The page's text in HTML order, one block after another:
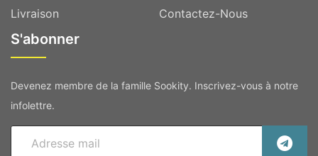
Livraison
Contactez-Nous
S'abonner
Devenez membre de la famille Sookity. Inscrivez-vous à notre
infolettre.